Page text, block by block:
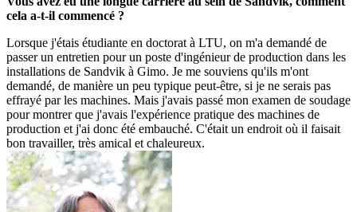
cela a-t-il commencé ?
Lorsque j'étais étudiante en doctorat à LTU, on m'a demandé de
passer un entretien pour un poste d'ingénieur de production dans les
installations de Sandvik à Gimo. Je me souviens qu'ils m'ont
demandé, de manière un peu typique peut-être, si je ne serais pas
effrayé par les machines. Mais j'avais passé mon examen de soudage
pour montrer que j'avais l'expérience pratique des machines de
production et j'ai donc été embauché. C'était un endroit où il faisait
bon travailler, très amical et chaleureux.